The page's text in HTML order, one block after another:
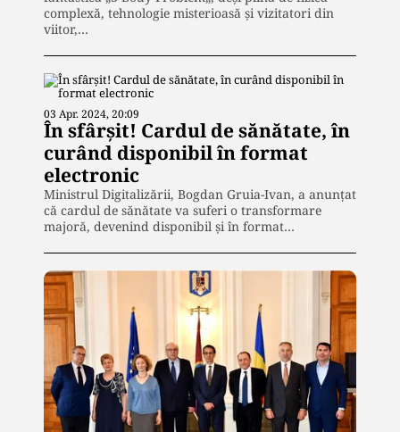
complexă, tehnologie misterioasă și vizitatori din
viitor,…
03 Apr. 2024, 20:09
În sfârșit! Cardul de sănătate, în
curând disponibil în format
electronic
Ministrul Digitalizării, Bogdan Gruia-Ivan, a anunțat
că cardul de sănătate va suferi o transformare
majoră, devenind disponibil și în format…